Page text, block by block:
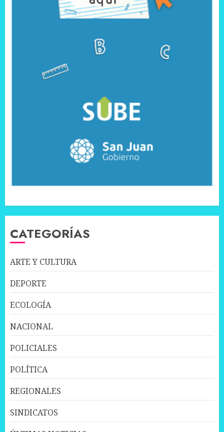
CATEGORÍAS
ARTE Y CULTURA
DEPORTE
ECOLOGÍA
NACIONAL
POLICIALES
POLÍTICA
REGIONALES
SINDICATOS